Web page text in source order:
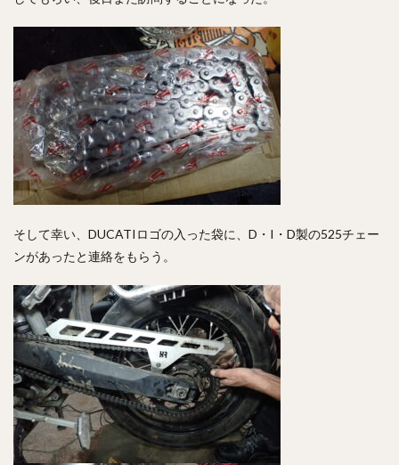
そして幸い、DUCATIロゴの入った袋に、D・I・D製の525チェー
ンがあったと連絡をもらう。